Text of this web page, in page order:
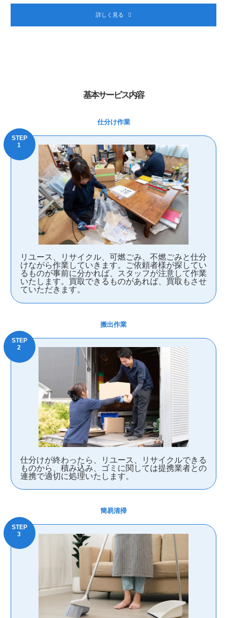
詳しく見る
基本サービス内容
仕分け作業
リユース、リサイクル、可燃ごみ、不燃ごみと仕分
けながら作業していきます。ご依頼者様が探してい
るものが事前に分かれば、スタッフが注意して作業
いたします。買取できるものがあれば、買取もさせ
ていただきます。
搬出作業
仕分けが終わったら、リユース、リサイクルできる
ものから、積み込み、ゴミに関しては提携業者との
連携で適切に処理いたします。
簡易清掃